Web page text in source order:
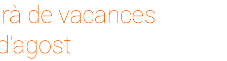
de vacances